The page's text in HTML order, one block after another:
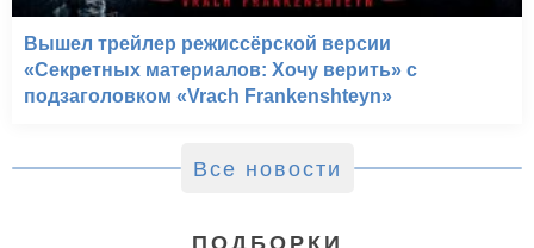
Вышел трейлер режиссёрской версии
«Секретных материалов: Хочу верить» с
подзаголовком «Vrach Frankenshteyn»
Все новости